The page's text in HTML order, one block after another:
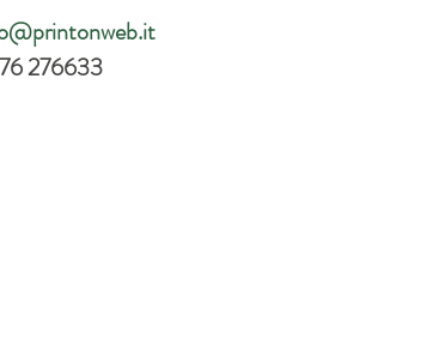
276633